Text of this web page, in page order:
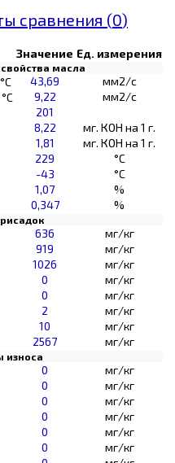
сравнения (0)
Значение Ед. измерения
масла
43,69
мм2/с
9,22
мм2/с
201
8,22
мг. КОН на 1 г.
1,81
мг. КОН на 1 г.
229
°C
-43
°C
1,07
%
0,347 %
636
мг/кг
919
мг/кг
1026
мг/кг
0
мг/кг
0
мг/кг
2
мг/кг
10
мг/кг
2567 мг/кг
износа
0
мг/кг
0
мг/кг
0
мг/кг
0
мг/кг
0
мг/кг
0
мг/кг